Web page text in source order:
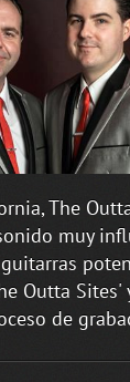
The
muy
Outta Sites'
de